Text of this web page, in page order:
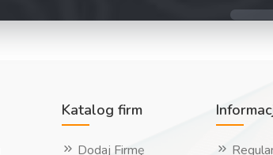
Katalog firm
Dodaj Firmę